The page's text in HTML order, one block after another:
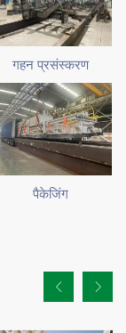
गहन प्रसंस्करण
पैकेजिंग